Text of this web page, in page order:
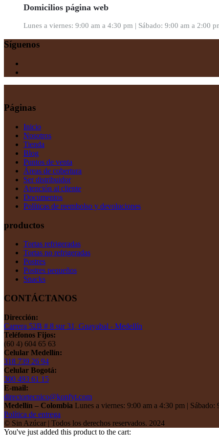
Domicilios página web
Lunes a viernes: 9:00 am a 4:30 pm | Sábado: 9:00 am a 2:00
Síguenos
Páginas
Inicio
Nosotros
Tienda
Blog
Puntos de venta
Áreas de cobertura
Ser distribuidor
Atención al cliente
Documentos
Políticas de reembolso y devoluciones
productos
Tortas refrigeradas
Tortas no refrigeradas
Postres
Postres pequeños
Snacks
CONTÁCTANOS
Dirección:
Carrera 52B # 8 sur 31, Guayabal - Medellín
Teléfonos Fijos:
(60 4) 604 65 63
Celular Medellín:
318 739 26 94
Celular Bogotá:
300 493 61 15
E-mail:
directortecnico@konfyt.com
Medellín – Colombia Lunes a viernes: 9:00 am a 4:30 pm |
Política de entrega
© Sin Azúcar | Todos los derechos reservados. 2024
You've just added this product to the cart: